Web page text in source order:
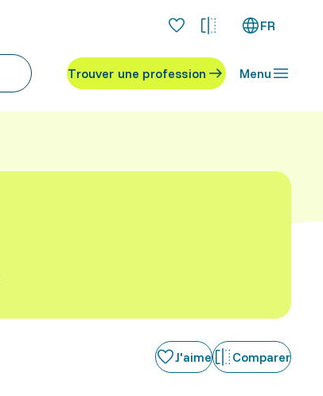
FR
Trouver une profession Menu
J'aime Comparer